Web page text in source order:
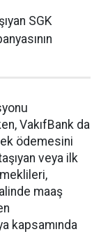
SGK
VakıfBank da
ödemesini
veya ilk
maaş
kapsamında